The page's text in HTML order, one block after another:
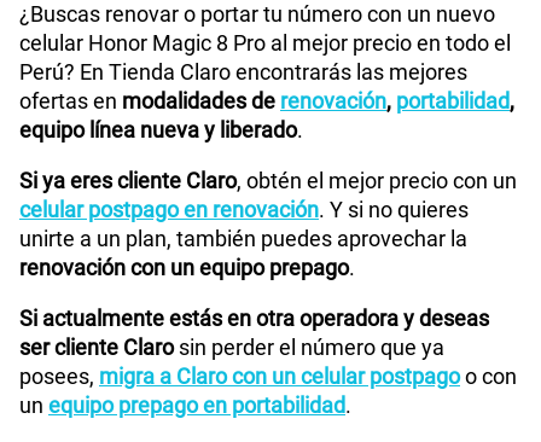
¿Buscas renovar o portar tu número con un nuevo
celular Honor Magic 8 Pro al mejor precio en todo el
Perú? En Tienda Claro encontrarás las mejores
ofertas en modalidades de renovación, portabilidad,
equipo línea nueva y liberado.
Si ya eres cliente Claro, obtén el mejor precio con un
celular postpago en renovación. Y si no quieres
unirte a un plan, también puedes aprovechar la
renovación con un equipo prepago.
Si actualmente estás en otra operadora y deseas
ser cliente Clarosin perder el número que ya
posees, migra a Claro con un celular postpagoo con
un equipo prepago en portabilidad.